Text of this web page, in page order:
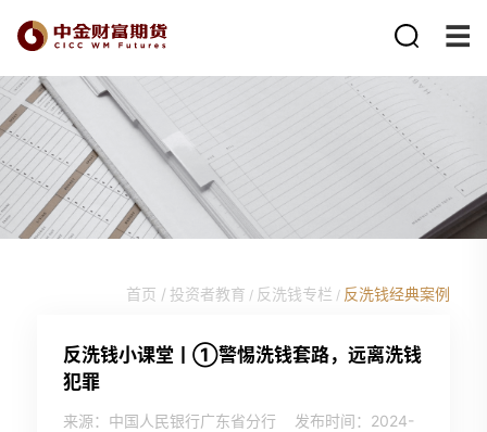
首页 / 投资者教育 / 反洗钱专栏 / 反洗钱经典案例
反洗钱小课堂丨①警惕洗钱套路，远离洗钱
犯罪
来源：中国人民银行广东省分行
发布时间：2024-